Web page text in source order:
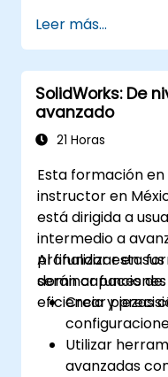
Dominar las
avanzadas de
Leer más...
SolidWorks: De
avanzado
21 Horas
Esta formación
instructor en
está dirigida a
intermedio a
profundizar en
dominar
eficiencia y
Al finalizar esta
serán capaces de:
Crear piezas
Utilizar
avanzadas